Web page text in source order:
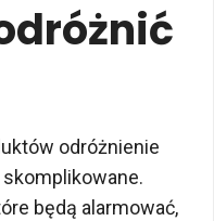
odróżnienie
skomplikowane.
będą alarmować,